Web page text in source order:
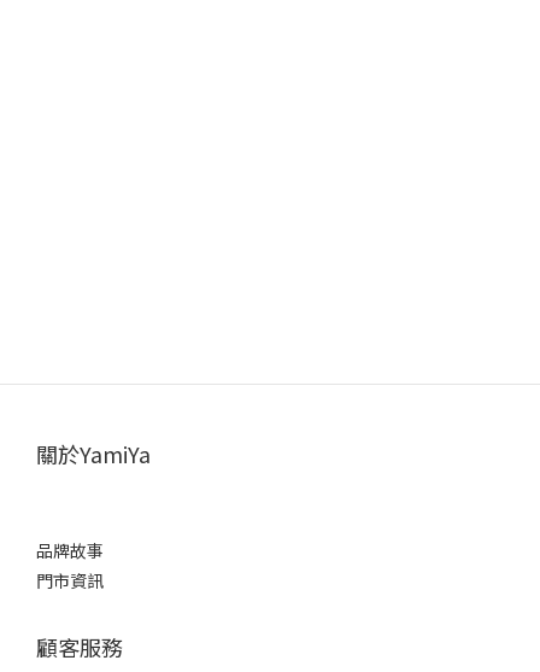
關於YamiYa
品牌故事
門市資訊
顧客服務